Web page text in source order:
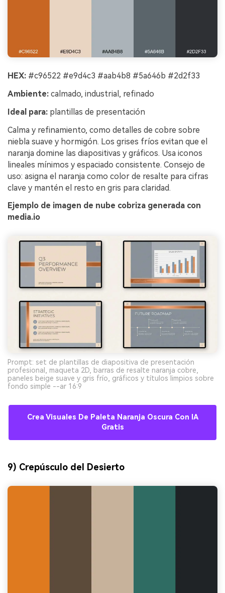
HEX: #c96522 #e9d4c3 #aab4b8 #5a646b #2d2f33
Ambiente: calmado, industrial, refinado
Ideal para: plantillas de presentación
Calma y refinamiento, como detalles de cobre sobre
niebla suave y hormigón. Los grises fríos evitan que el
naranja domine las diapositivas y gráficos. Usa iconos
lineales mínimos y espaciado consistente. Consejo de
uso: asigna el naranja como color de resalte para cifras
clave y mantén el resto en gris para claridad.
Ejemplo de imagen de nube cobriza generada con
media.io
Prompt: set de plantillas de diapositiva de presentación
profesional, maqueta 2D, barras de resalte naranja cobre,
paneles beige suave y gris frío, gráficos y títulos limpios sobre
fondo simple --ar 16:9
Crea Visuales De Paleta Naranja Oscura Con IA
Gratis
9) Crepúsculo del Desierto